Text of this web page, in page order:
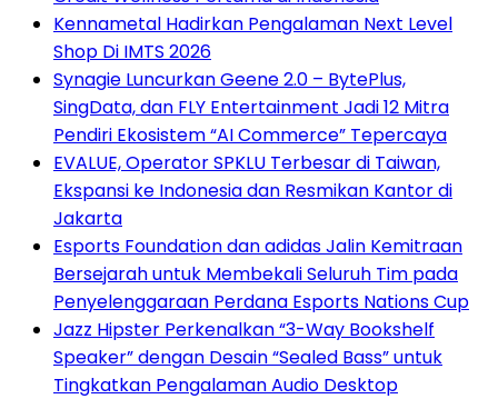
Kennametal Hadirkan Pengalaman Next Level
Shop Di IMTS 2026
Synagie Luncurkan Geene 2.0 – BytePlus,
SingData, dan FLY Entertainment Jadi 12 Mitra
Pendiri Ekosistem “AI Commerce” Tepercaya
EVALUE, Operator SPKLU Terbesar di Taiwan,
Ekspansi ke Indonesia dan Resmikan Kantor di
Jakarta
Esports Foundation dan adidas Jalin Kemitraan
Bersejarah untuk Membekali Seluruh Tim pada
Penyelenggaraan Perdana Esports Nations Cup
Jazz Hipster Perkenalkan “3-Way Bookshelf
Speaker” dengan Desain “Sealed Bass” untuk
Tingkatkan Pengalaman Audio Desktop